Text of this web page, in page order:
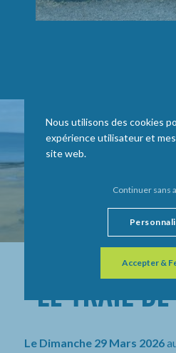
LE TRAIL
Le Dimanche 29 Mars 2026
Nous utilisons des cookies
expérience utilisateur et
site web.
Accepter &
Continuer sans